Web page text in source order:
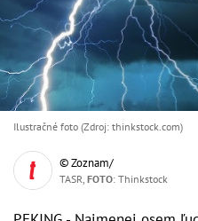
Ilustračné foto (Zdroj: thinkstock.com)
© Zoznam/
TASR, FOTO: Thinkstock